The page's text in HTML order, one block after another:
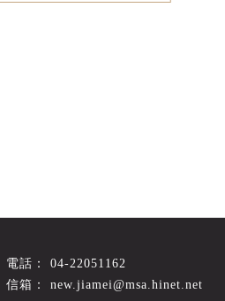
04-22051162
new.jiamei@msa.hinet.net